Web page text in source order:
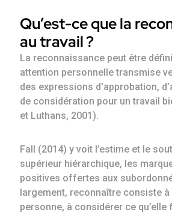
Qu’est-ce que la
au travail ?
La reconnaissance peut être
attention personnelle transmise
des expressions d’approbation,
de considération pour un travail
et Luthans, 2001).
Fall (2014) y voit l’estime et le
supérieur hiérarchique, les
positives offertes aux
largement, reconnaître consiste
personne, à considérer ce qu’elle